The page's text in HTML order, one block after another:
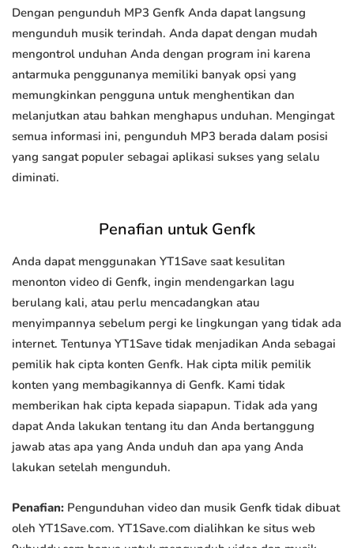
Dengan pengunduh MP3 Genfk Anda dapat langsung
mengunduh musik terindah. Anda dapat dengan mudah
mengontrol unduhan Anda dengan program ini karena
antarmuka penggunanya memiliki banyak opsi yang
memungkinkan pengguna untuk menghentikan dan
melanjutkan atau bahkan menghapus unduhan. Mengingat
semua informasi ini, pengunduh MP3 berada dalam posisi
yang sangat populer sebagai aplikasi sukses yang selalu
diminati.
Penafian untuk Genfk
Anda dapat menggunakan YT1Save saat kesulitan
menonton video di Genfk, ingin mendengarkan lagu
berulang kali, atau perlu mencadangkan atau
menyimpannya sebelum pergi ke lingkungan yang tidak ada
internet. Tentunya YT1Save tidak menjadikan Anda sebagai
pemilik hak cipta konten Genfk. Hak cipta milik pemilik
konten yang membagikannya di Genfk. Kami tidak
memberikan hak cipta kepada siapapun. Tidak ada yang
dapat Anda lakukan tentang itu dan Anda bertanggung
jawab atas apa yang Anda unduh dan apa yang Anda
lakukan setelah mengunduh.
Penafian: Pengunduhan video dan musik Genfk tidak dibuat
oleh YT1Save.com. YT1Save.com dialihkan ke situs web